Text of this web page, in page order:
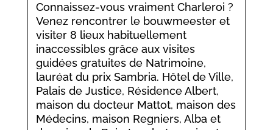
Connaissez-vous vraiment Charleroi ?
Venez rencontrer le bouwmeester et
visiter 8 lieux habituellement
inaccessibles grâce aux visites
guidées gratuites de Natrimoine,
lauréat du prix Sambria. Hôtel de Ville,
Palais de Justice, Résidence Albert,
maison du docteur Mattot, maison des
Médecins, maison Regniers, Alba et